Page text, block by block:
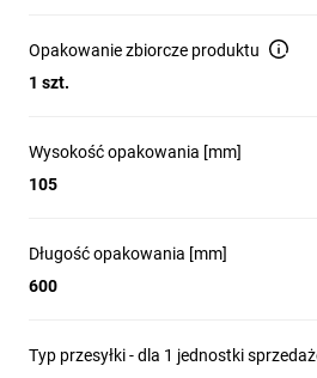
Opakowanie zbiorcze produktu
1 szt.
Wysokość opakowania [mm]
105
Długość opakowania [mm]
600
Typ przesyłki - dla 1 jednostki